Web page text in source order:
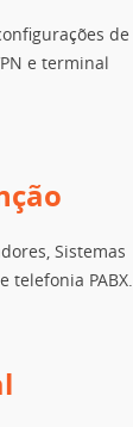
de
e terminal
Sistemas
telefonia PABX.